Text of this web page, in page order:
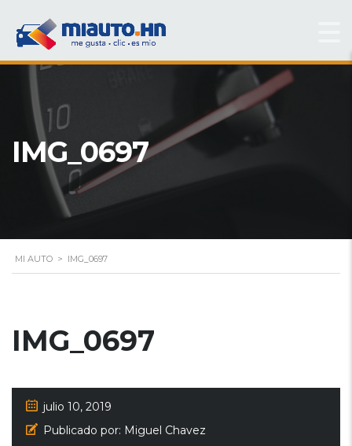
IMG_0697
MI AUTO > IMG_0697
IMG_0697
julio 10, 2019
Publicado por: Miguel Chavez